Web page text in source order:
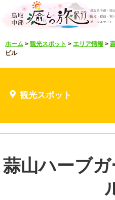
ホーム
宿泊・体験メニュー
見どころ映像
メルマガ&パンフレット
メルマガ配信
ホーム > 観光スポット > エリア情報 >
ビル
観光スポット
蒜山ハーブ